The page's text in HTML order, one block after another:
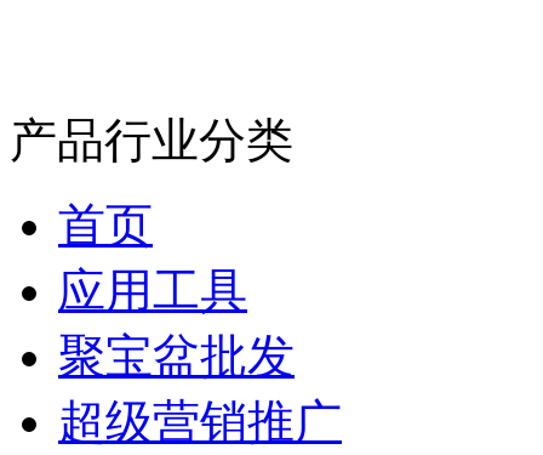
产品行业分类
首页
应用工具
聚宝盆批发
超级营销推广